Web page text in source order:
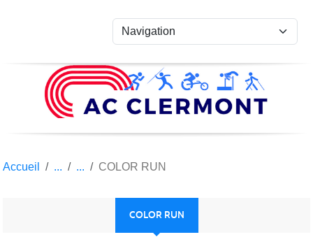
Accueil COLOR RUN
COLOR RUN